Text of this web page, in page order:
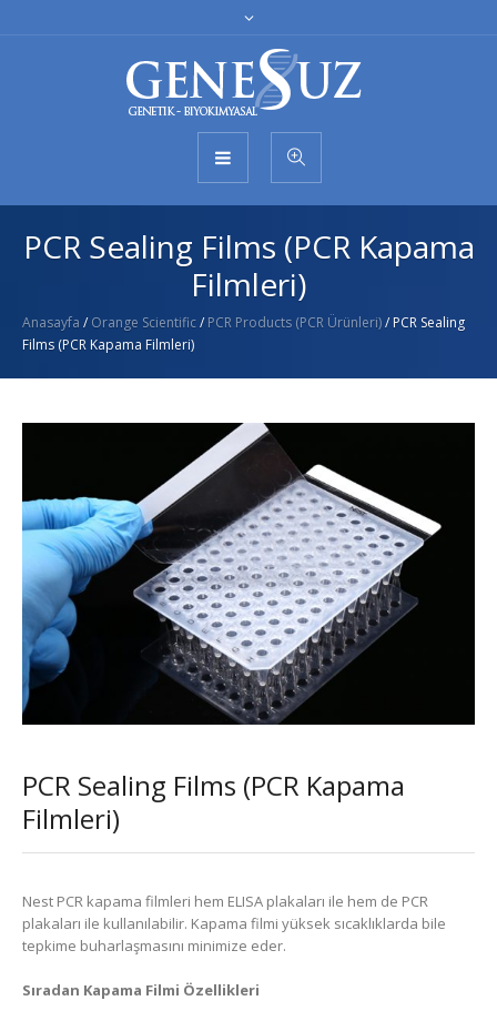
PCR Sealing Films (PCR Kapama
Filmleri)
Anasayfa / Orange Scientific/ PCR Products (PCR Ürünleri)/ PCR Sealing
Films (PCR Kapama Filmleri)
PCR Sealing Films (PCR Kapama
Filmleri)
Nest PCR kapama filmleri hem ELISA plakaları ile hem de PCR
plakaları ile kullanılabilir. Kapama filmi yüksek sıcaklıklarda bile
tepkime buharlaşmasını minimize eder.
Sıradan Kapama Filmi Özellikleri